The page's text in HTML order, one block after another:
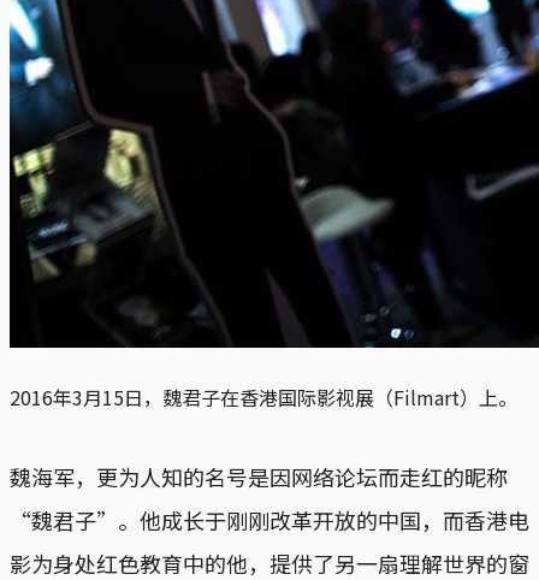
2016年3月15日，魏君子在香港国际影视展（Filmart）上。
魏海军，更为人知的名号是因网络论坛而走红的昵称
“魏君子”。他成长于刚刚改革开放的中国，而香港电
影为身处红色教育中的他，提供了另一扇理解世界的窗